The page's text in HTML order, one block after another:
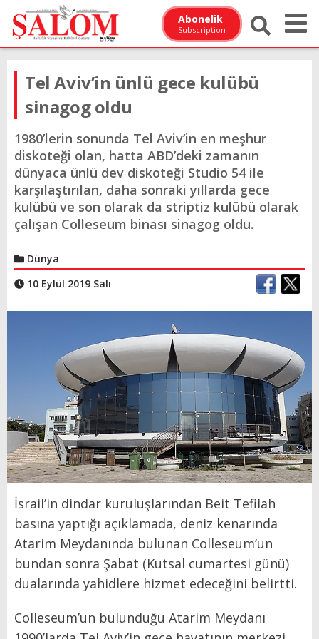
Abonelik
Subscription
Tel Aviv’in ünlü gece kulübü
sinagog oldu
1980’lerin sonunda Tel Aviv’in en meşhur
diskoteği olan, hatta ABD’deki zamanın
dünyaca ünlü dev diskoteği Studio 54 ile
karşılaştırılan, daha sonraki yıllarda gece
kulübü ve son olarak da striptiz kulübü olarak
çalışan Colleseum binası sinagog oldu.
Dünya
10 Eylül 2019 Salı
İsrail’in dindar kuruluşlarından Beit Tefilah
basına yaptığı açıklamada, deniz kenarında
Atarim Meydanında bulunan Colleseum’un
bundan sonra Şabat (Kutsal cumartesi günü)
dualarında yahidlere hizmet edeceğini belirtti.
Colleseum’un bulunduğu Atarim Meydanı